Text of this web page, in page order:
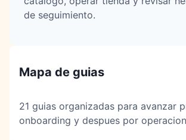
de seguimiento.
Mapa de guias
21 guias organizadas para avanzar
onboarding y despues por